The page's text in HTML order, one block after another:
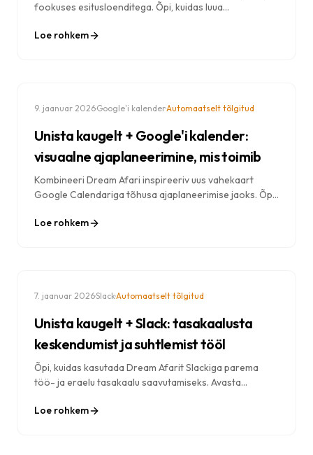
fookuses esitusloenditega. Õpi, kuidas luua
ja tähelepanu hajutamise blokeerimise abil.
Loe rohkem
9. jaanuar 2026·Google'i kalender·Automaatselt tõlgitud
Unista kaugelt + Google'i kalender:
visuaalne ajaplaneerimine, mis toimib
Kombineeri Dream Afari inspireeriv uus vahekaart
Google Calendariga tõhusa ajaplaneerimise jaoks. Õpi
igapäevase planeerimise tehnikaid.
Loe rohkem
7. jaanuar 2026·Slack·Automaatselt tõlgitud
Unista kaugelt + Slack: tasakaalusta
keskendumist ja suhtlemist tööl
Õpi, kuidas kasutada Dream Afarit Slackiga parema
töö- ja eraelu tasakaalu saavutamiseks. Avasta
püsida, kaitstes samal ajal sügavat tööaega.
Loe rohkem